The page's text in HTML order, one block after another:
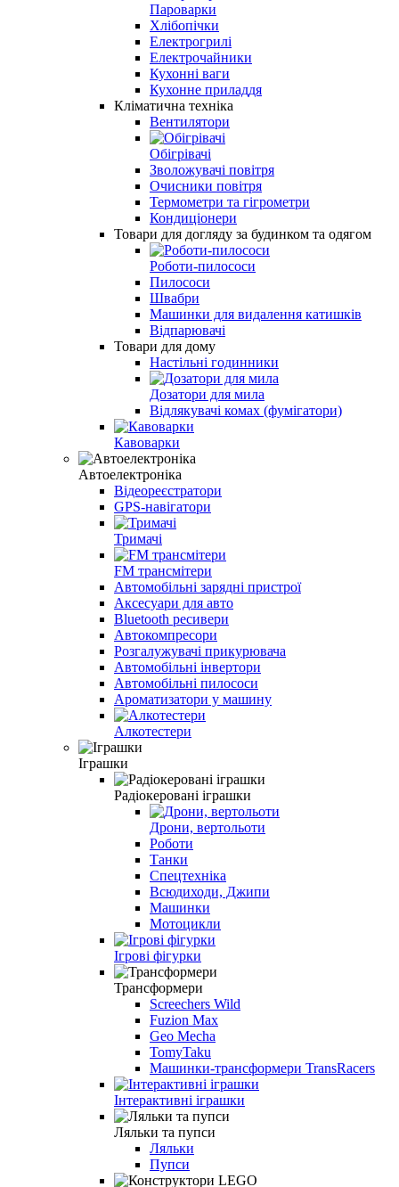
Пароварки
Хлібопічки
Електрогрилі
Електрочайники
Кухонні ваги
Кухонне приладдя
Кліматична техніка
Вентилятори
Обігрівачі
Зволожувачі повітря
Очисники повітря
Термометри та гігрометри
Кондиціонери
Товари для догляду за будинком та одягом
Роботи-пилососи
Пилососи
Швабри
Машинки для видалення катишків
Відпарювачі
Товари для дому
Настільні годинники
Дозатори для мила
Відлякувачі комах (фумігатори)
Кавоварки
Автоелектроніка
Відеореєстратори
GPS-навігатори
Тримачі
FM трансмітери
Автомобільні зарядні пристрої
Аксесуари для авто
Bluetooth ресивери
Автокомпресори
Розгалужувачі прикурювача
Автомобільні інвертори
Автомобільні пилососи
Ароматизатори у машину
Алкотестери
Іграшки
Радіокеровані іграшки
Дрони, вертольоти
Роботи
Танки
Спецтехніка
Всюдиходи, Джипи
Машинки
Мотоцикли
Ігрові фігурки
Трансформери
Screechers Wild
Fuzion Max
Geo Mecha
TomyTaku
Машинки-трансформери TransRacers
Інтерактивні іграшки
Ляльки та пупси
Ляльки
Пупси